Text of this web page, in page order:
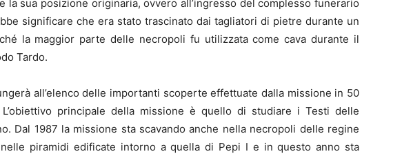
la sua posizione originaria, ovvero all’ingresso del complesso funerario
significare che era stato trascinato dai tagliatori di pietre durante un
la maggior parte delle necropoli fu utilizzata come cava durante il
Tardo.
all’elenco delle importanti scoperte effettuate dalla missione in 50
principale della missione è quello di studiare i Testi delle
Dal 1987 la missione sta scavando anche nella necropoli delle regine
piramidi edificate intorno a quella di Pepi I e in questo anno sta